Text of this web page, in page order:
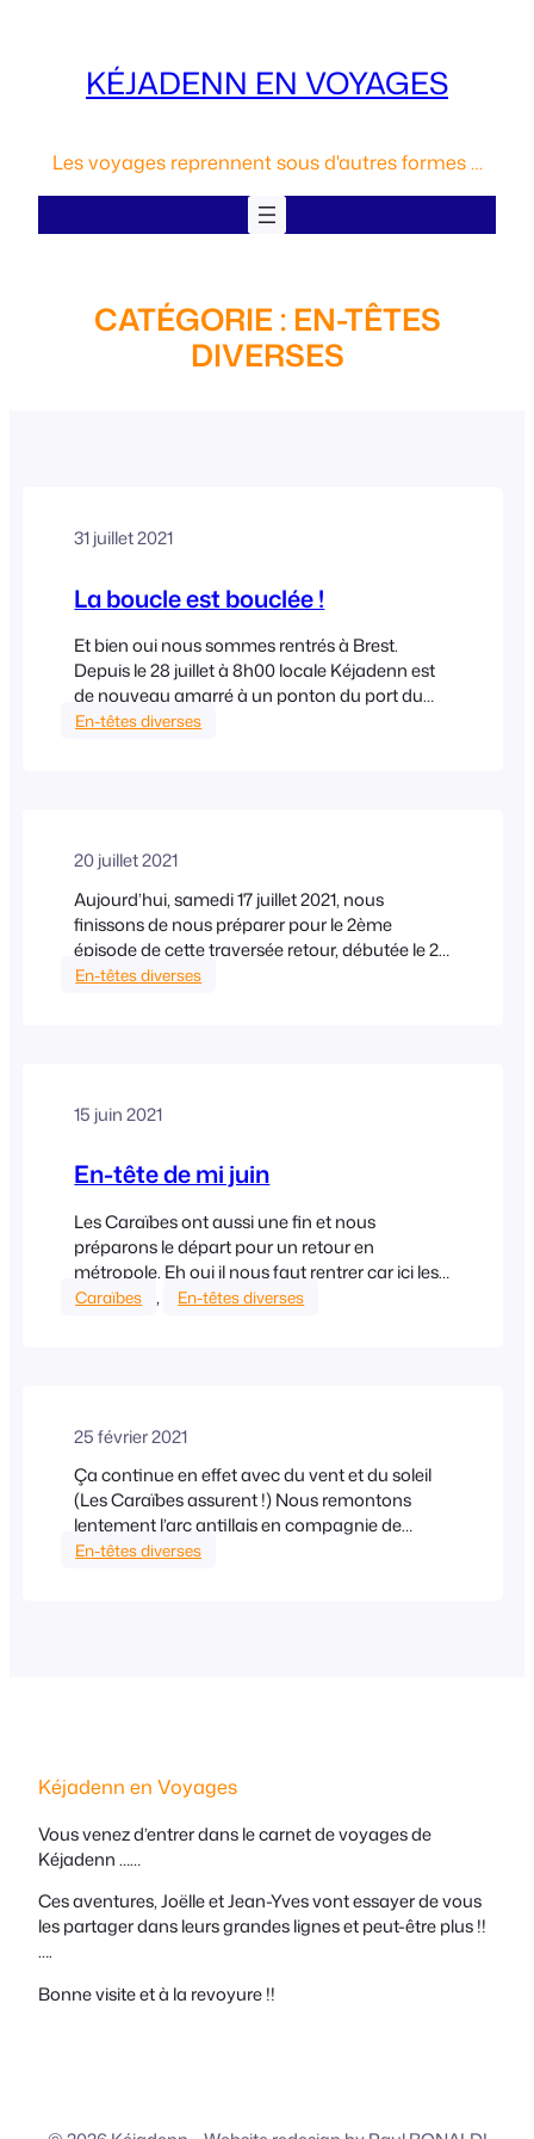
KÉJADENN EN VOYAGES
Les voyages reprennent sous d'autres formes …
CATÉGORIE :EN-TÊTES
DIVERSES
31 juillet 2021
La boucle est bouclée !
Et bien oui nous sommes rentrés à Brest.
Depuis le 28 juillet à 8h00 locale Kéjadenn est
de nouveau amarré à un ponton du port du
Moulin Blanc. Comme promis, je vous ai mis un
En-têtes diverses
20 juillet 2021
Aujourd’hui, samedi 17 juillet 2021, nous
finissons de nous préparer pour le 2ème
épisode de cette traversée retour, débutée le 22
mai dernier. Après 5 semaines dans les îles des
En-têtes diverses
15 juin 2021
En-tête de mi juin
Les Caraïbes ont aussi une fin et nous
préparons le départ pour un retour en
métropole. Eh oui il nous faut rentrer car ici les
quarantaines ne sont pas près de finir et les
Caraïbes , En-têtes diverses
25 février 2021
Ça continue en effet avec du vent et du soleil
(Les Caraïbes assurent !) Nous remontons
lentement l’arc antillais en compagnie de
Christine et Patrick, venu nous rejoindre à
En-têtes diverses
Kéjadenn en Voyages
Vous venez d’entrer dans le carnet de voyages de
Kéjadenn ……
Ces aventures, Joëlle et Jean-Yves vont essayer de vous
les partager dans leurs grandes lignes et peut-être plus !!
….
Bonne visite et à la revoyure !!